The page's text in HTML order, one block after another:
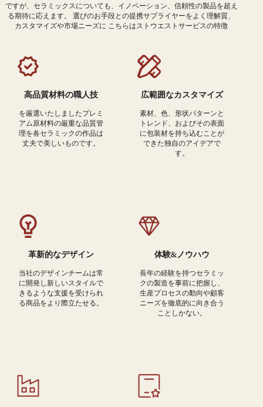
ですが、セラミックスについても、イノベーション、信頼性の製品を超え
る期待に応えます。 選びのお手段との提携サプライヤーをよく理解質、
カスタマイズや市場ニーズに こちらはストウエストサービスの特徴
高品質材料の職人技
を厳選いたしましたプレミ
アム原材料の厳重な品質管
理を各セラミックの作品は
丈夫で美しいものです。
広範囲なカスタマイズ
素材、色、形状パターンと
トレンド、およびその表面
に包装材を持ち込むことが
できた独自のアイデアで
す。
革新的なデザイン
当社のデザインチームは常
に開発し新しいスタイルで
きるような支援を受けられ
る商品をより際立たせる。
体験&ノウハウ
長年の経験を持つセラミッ
クの製造を事前に把握し、
生産プロセスの動向や顧客
ニーズを徹底的に向き合う
ことしかない。